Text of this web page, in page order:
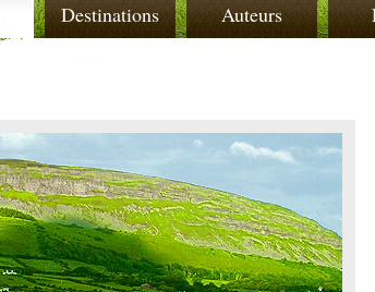
Destinations Auteurs